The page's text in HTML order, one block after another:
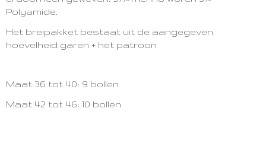
Polyamide.
Het breipakket bestaat uit de aangegeven
hoevelheid garen + het patroon
Maat 36 tot 40: 9 bollen
Maat 42 tot 46: 10 bollen